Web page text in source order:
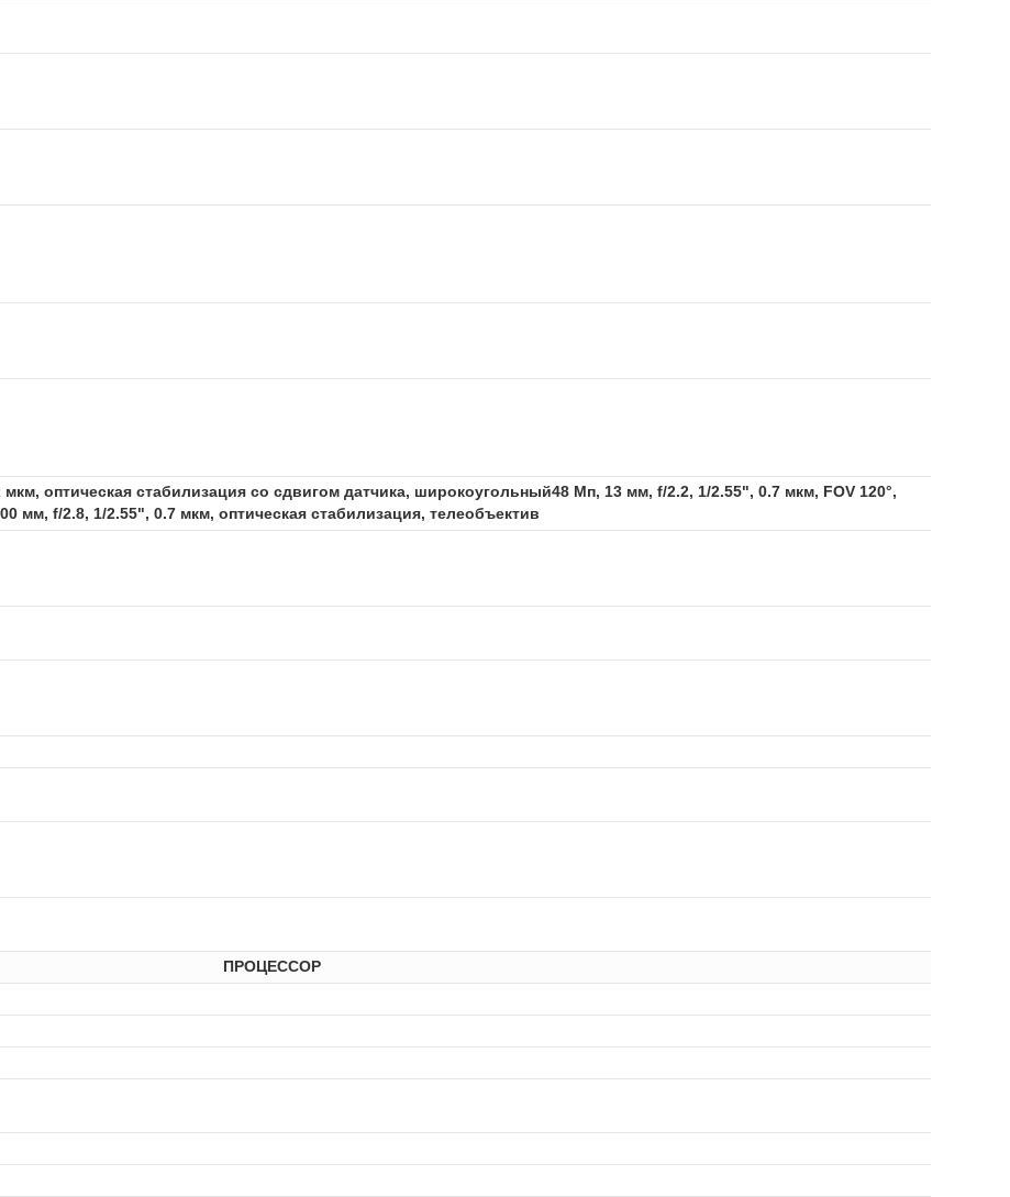
оптическая стабилизация со сдвигом датчика, широкоугольный48 Мп, 13 мм, f/2.2, 1/2.55", 0.7 мкм, FOV 120°,
мм, f/2.8, 1/2.55", 0.7 мкм, оптическая стабилизация, телеобъектив
ПРОЦЕССОР